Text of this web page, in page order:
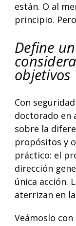
están. O al
principio.
Define
objetivos
Con
doctorado en
sobre la
propósitos y
práctico: el
dirección
única acción.
aterrizan en
Veámoslo